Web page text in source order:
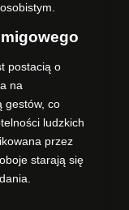
postacią o
na
gestów, co
ludzkich
przez
starają się